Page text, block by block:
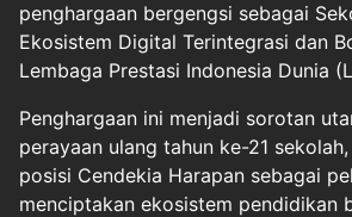
penghargaan bergengsi sebagai
Ekosistem Digital Terintegrasi dan
Lembaga Prestasi Indonesia Dunia
Penghargaan ini menjadi sorotan
perayaan ulang tahun ke-21
posisi Cendekia Harapan sebagai
menciptakan ekosistem pendidikan